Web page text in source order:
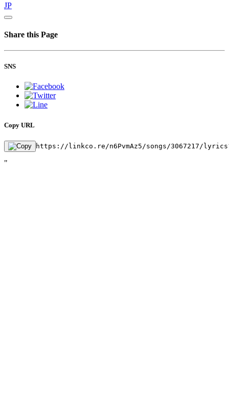
JP
Share this Page
SNS
Copy URL
https://linkco.re/n6PvmAz5/songs/3067217/
"